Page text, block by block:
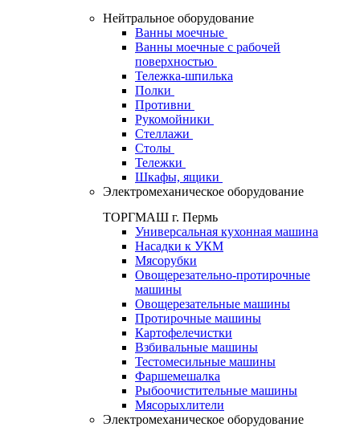
Нейтральное оборудование
Ванны моечные
Ванны моечные с рабочей
поверхностью
Тележка-шпилька
Полки
Противни
Рукомойники
Стеллажи
Столы
Тележки
Шкафы, ящики
Электромеханическое оборудование
ТОРГМАШ г. Пермь
Универсальная кухонная машина
Насадки к УКМ
Мясорубки
Овощерезательно-протирочные
машины
Овощерезательные машины
Протирочные машины
Картофелечистки
Взбивальные машины
Тестомесильные машины
Фаршемешалка
Рыбоочистительные машины
Мясорыхлители
Электромеханическое оборудование